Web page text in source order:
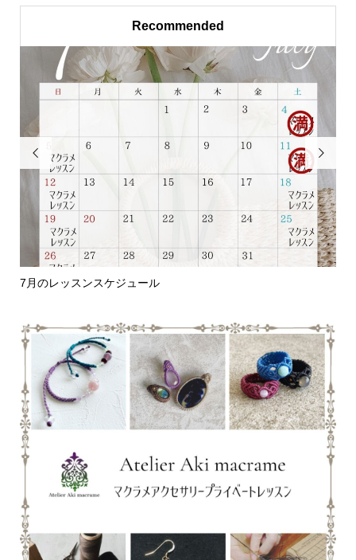
Recommended

7月のレッスンスケジュール
